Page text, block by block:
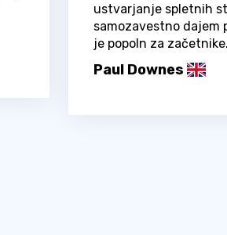
ustvarjanje spletnih
samozavestno dajem
je popoln za začetnike.
Paul Downes